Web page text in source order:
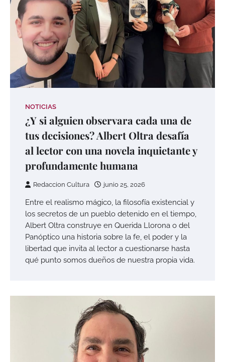
NOTICIAS
¿Y si alguien observara cada una de
tus decisiones? Albert Oltra desafía
al lector con una novela inquietante y
profundamente humana
Redaccion Cultura junio 25, 2026
Entre el realismo mágico, la filosofía existencial y
los secretos de un pueblo detenido en el tiempo,
Albert Oltra construye en Querida Llorona o del
Panóptico una historia sobre la fe, el poder y la
libertad que invita al lector a cuestionarse hasta
qué punto somos dueños de nuestra propia vida.